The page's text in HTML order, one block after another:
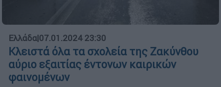
Ελλάδα|07.01.2024 23:30
Κλειστά όλα τα σχολεία της Ζακύνθου
αύριο εξαιτίας έντονων καιρικών
φαινομένων